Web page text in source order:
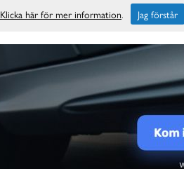
Klicka här för mer information. Jag förstår